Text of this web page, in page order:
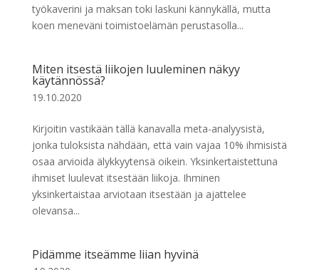
työkaverini ja maksan toki laskuni kännykällä, mutta
koen meneväni toimistoelämän perustasolla...
Miten itsestä liikojen luuleminen näkyy
käytännössä?
19.10.2020
Kirjoitin vastikään tällä kanavalla meta-analyysistä,
jonka tuloksista nähdään, että vain vajaa 10% ihmisistä
osaa arvioida älykkyytensä oikein. Yksinkertaistettuna
ihmiset luulevat itsestään liikoja. Ihminen
yksinkertaistaa arviotaan itsestään ja ajattelee
olevansa...
Pidämme itseämme liian hyvinä